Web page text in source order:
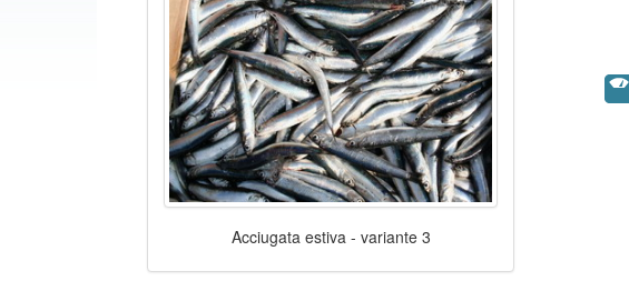
Acciugata estiva - variante 3